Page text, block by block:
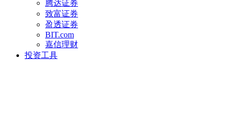
腾达证券
致富证券
盈透证券
BIT.com
嘉信理财
投资工具